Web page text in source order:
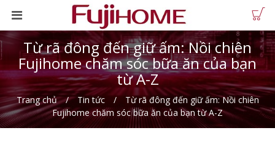
Từ rã đông đến giữ ấm: Nồi chiên
Fujihome chăm sóc bữa ăn của bạn
từ A-Z
Trang chủ Tin tức
Từ rã đông đến giữ ấm: Nồi chiên
Fujihome chăm sóc bữa ăn của bạn từ A-Z